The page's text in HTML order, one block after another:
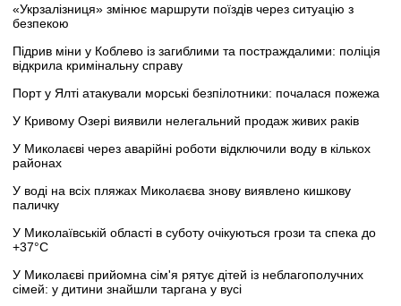
«Укрзалізниця» змінює маршрути поїздів через ситуацію з
безпекою
Підрив міни у Коблево із загиблими та постраждалими: поліція
відкрила кримінальну справу
Порт у Ялті атакували морські безпілотники: почалася пожежа
У Кривому Озері виявили нелегальний продаж живих раків
У Миколаєві через аварійні роботи відключили воду в кількох
районах
У воді на всіх пляжах Миколаєва знову виявлено кишкову
паличку
У Миколаївській області в суботу очікуються грози та спека до
+37°C
У Миколаєві прийомна сім'я рятує дітей із неблагополучних
сімей: у дитини знайшли таргана у вусі